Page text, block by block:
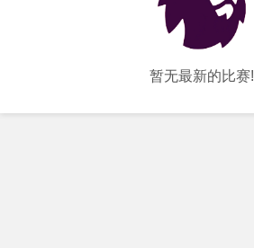
暂无最新的比赛!